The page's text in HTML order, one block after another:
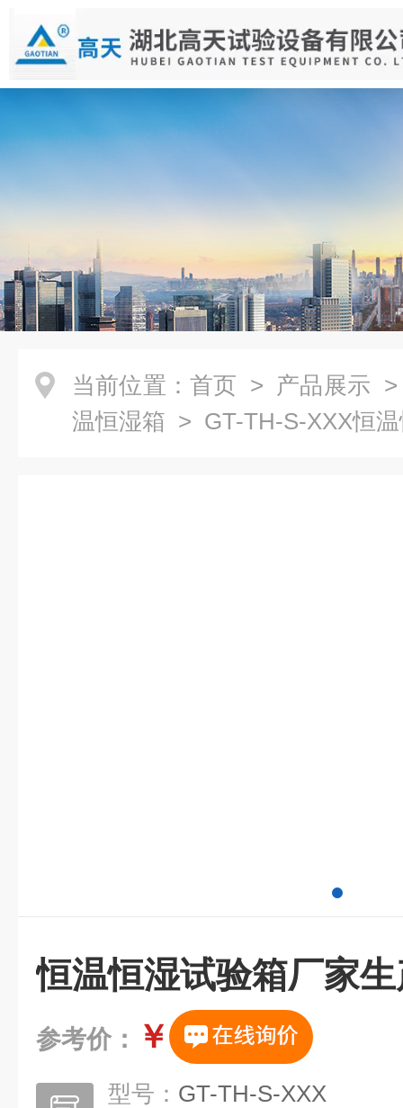
当前位置： 首页 > 产品展示
温恒湿箱 > GT-TH-S-XXX恒
恒温恒湿试验箱厂家
参考价： ￥
型号： GT-TH-S-XXX